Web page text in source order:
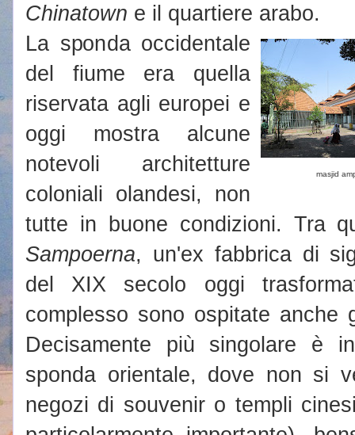
Chinatown e il quartiere arabo.
masjid
La sponda occidentale
del fiume era quella
riservata agli europei e
oggi mostra alcune
notevoli architetture
coloniali olandesi, non
tutte in buone condizioni. Tra
Sampoerna, un'ex fabbrica di
del XIX secolo oggi
complesso sono ospitate anche
Decisamente più singolare è
sponda orientale, dove non si
negozi di souvenir o templi